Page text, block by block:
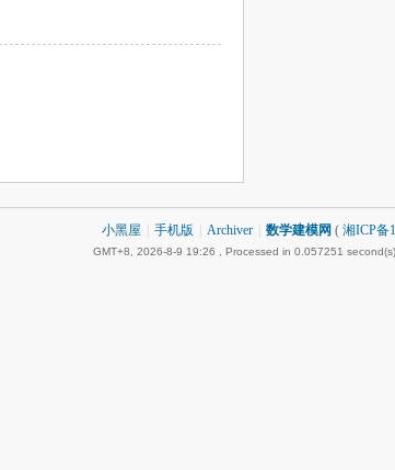
小黑屋 手机版 Archiver 数学建模网 ( 湘ICP备
GMT+8, 2026-8-9 19:26 , Processed in 0.057251